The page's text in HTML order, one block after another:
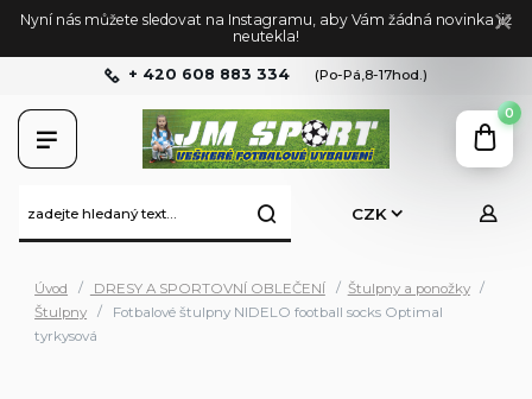
Nyní nás můžete sledovat na Instagramu, aby Vám žádná novinka již
neutekla!
CZK
+ 420 608 883 334 (Po-Pá,8-17hod.)
0
Úvod DRESY A SPORTOVNÍ OBLEČENÍ
Štulpny a ponožky
Štulpny
Fotbalové štulpny NIDELO football socks Optimal
tyrkysová